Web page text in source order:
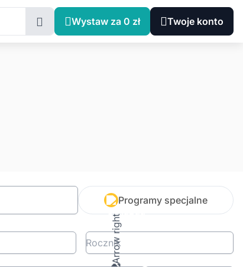
Wystaw za 0 zł Twoje konto
Programy specjalne
Rocznik